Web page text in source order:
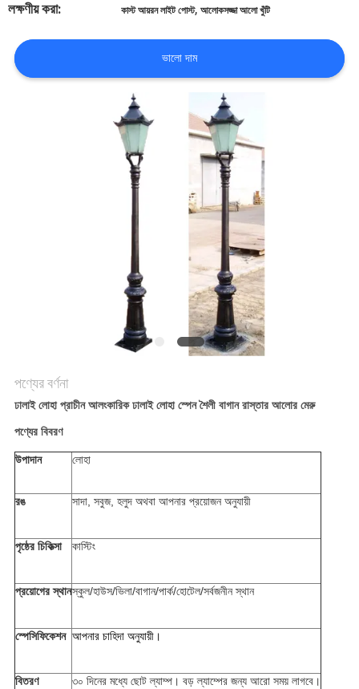
খবর
একটি
লক্ষণীয় করা:
কাস্ট আয়রন লাইট পোস্ট,আলোকসজ্জা আলো খুঁটি
ভালো দাম
পণ্যের বর্ণনা
ঢালাই লোহা প্রাচীন আলংকারিক ঢালাই লোহা স্পেন শৈলী বাগান রাস্তার আলোর মেরু
পণ্যের বিবরণ
উপাদান লোহা
রঙ সাদা, সবুজ, হলুদ অথবা আপনার প্রয়োজন অনুযায়ী
পৃষ্ঠের চিকিত্সা কাস্টিং
প্রয়োগের স্থানস্কুল/হাউস/ভিলা/বাগান/পার্ক/হোটেল/সর্বজনীন স্থান
স্পেসিফিকেশন আপনার চাহিদা অনুযায়ী।
বিতরণ ৩০ দিনের মধ্যে ছোট ল্যাম্প। বড় ল্যাম্পের জন্য আরো সময় লাগবে।